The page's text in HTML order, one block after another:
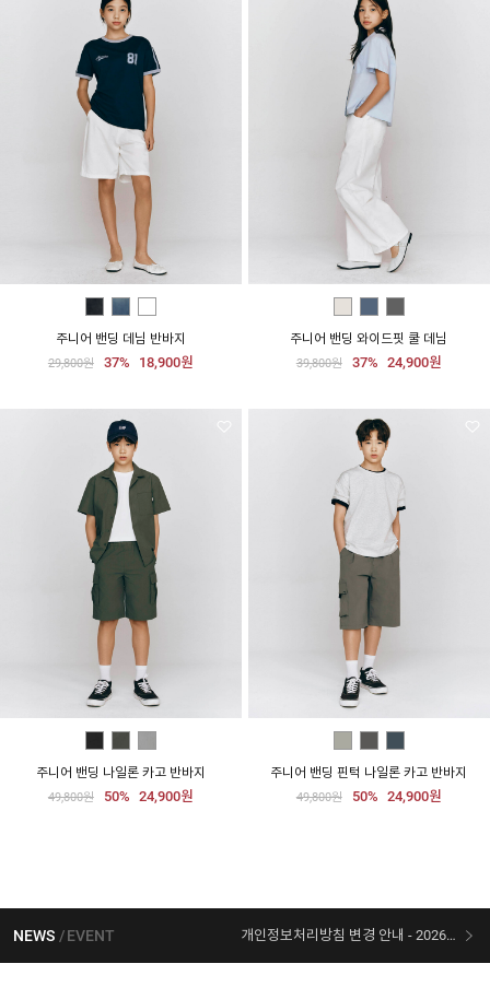
주니어 밴딩 데님 반바지
29,800원 37% 18,900원
주니어 밴딩 와이드핏 쿨 데님
39,800원 37% 24,900원
주니어 밴딩 나일론 카고 반바지
49,800원 50% 24,900원
주니어 밴딩 핀턱 나일론 카고 반바지
49,800원 50% 24,900원
NEWS EVENT 개인정보처리방침 변경 안내 - 2026/07/30 시행